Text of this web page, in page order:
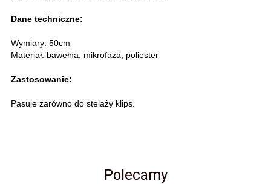
Dane techniczne:
Wymiary: 50cm
Materiał: bawełna, mikrofaza, poliester
Zastosowanie:
Pasuje zarówno do stelaży klips.
Polecamy